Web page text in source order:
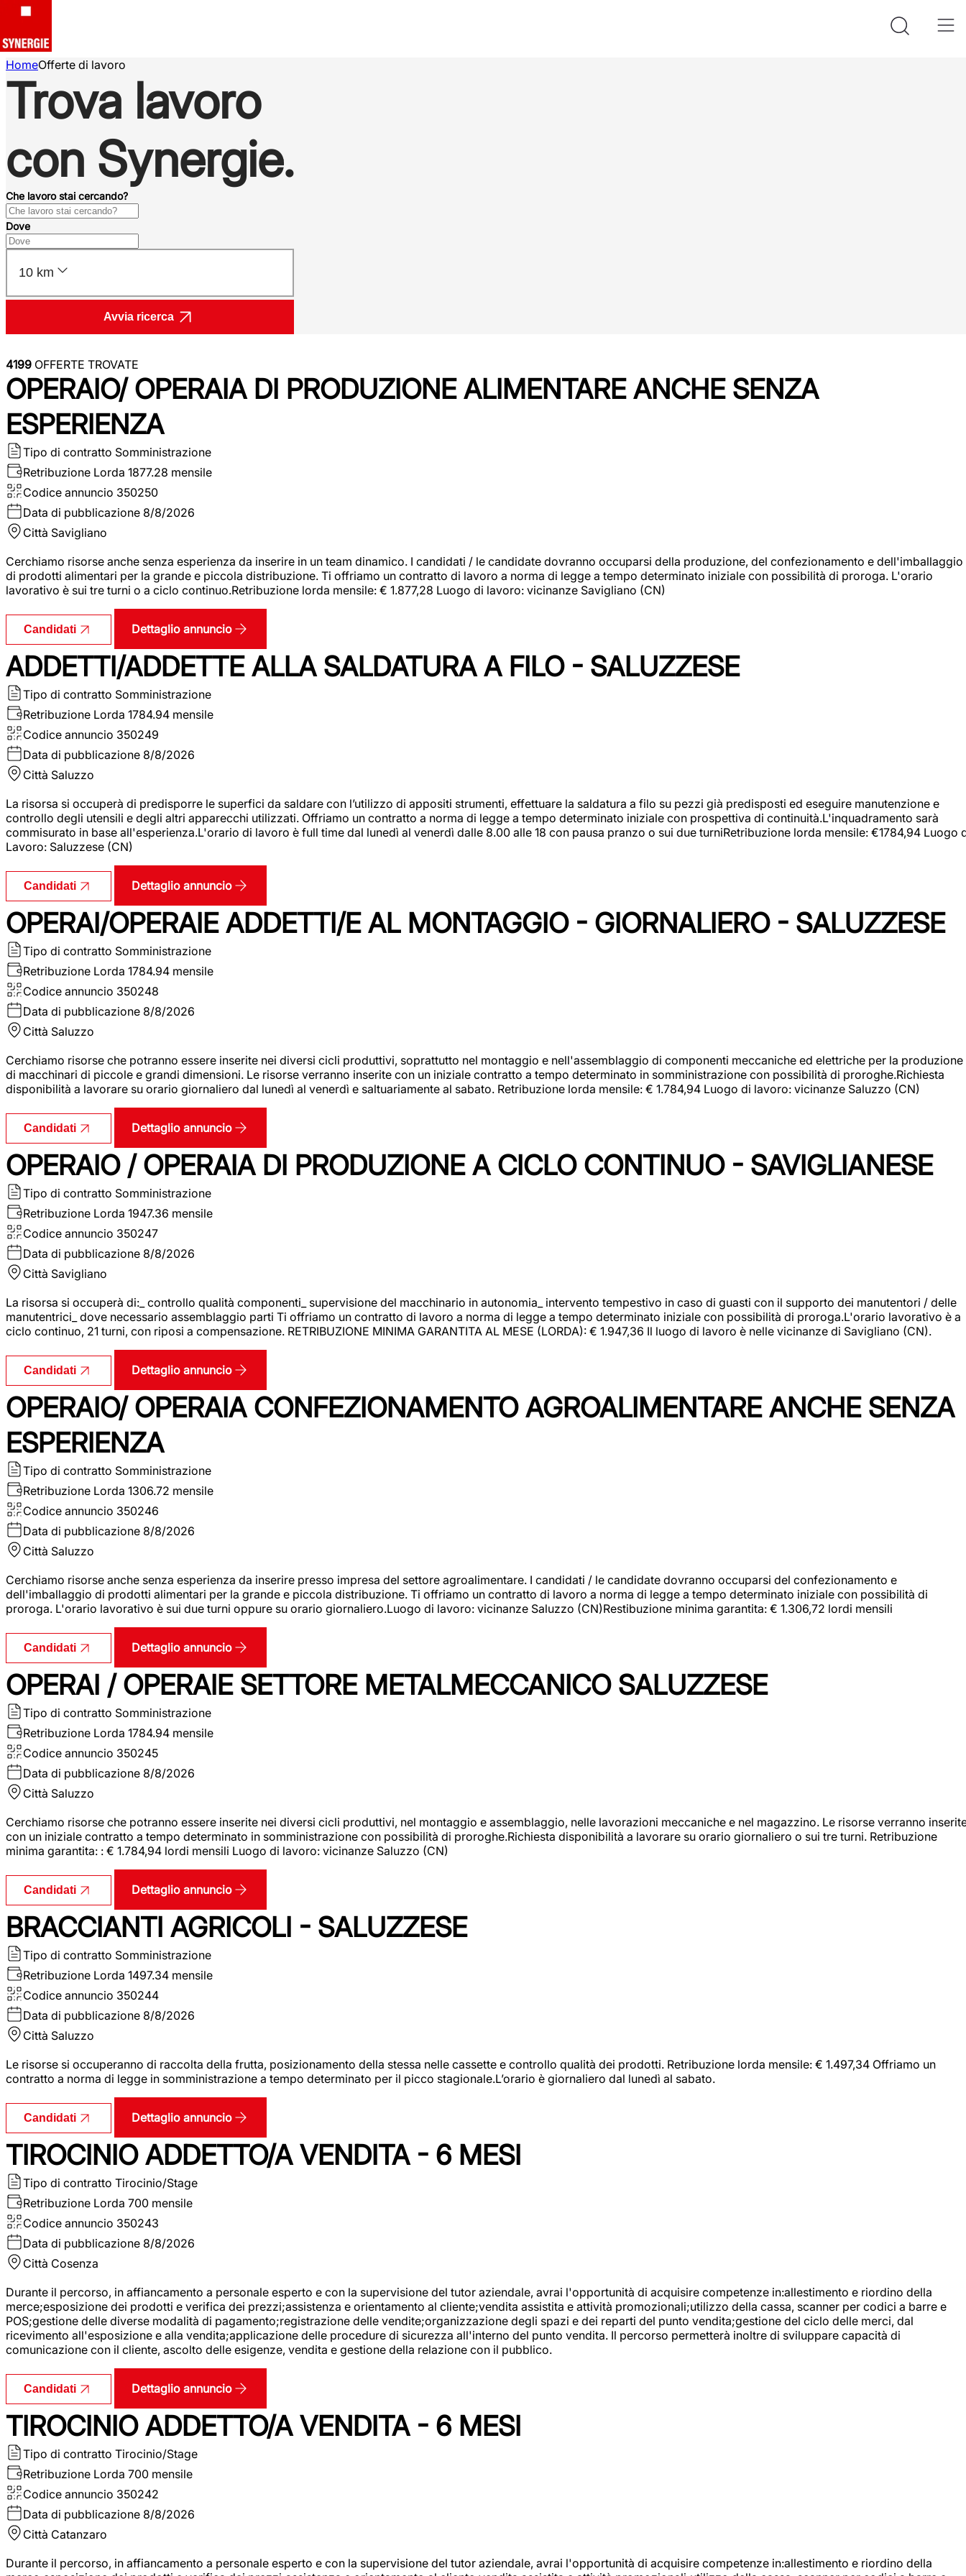
HomeOfferte di lavoro
Trova lavoro
con Synergie.
Che lavoro stai cercando?
Dove
10 km
Avvia ricerca
4199 OFFERTE TROVATE
OPERAIO/ OPERAIA DI PRODUZIONE ALIMENTARE ANCHE SENZA
ESPERIENZA
Tipo di contratto Somministrazione
Retribuzione Lorda 1877.28 mensile
Codice annuncio 350250
Data di pubblicazione 8/8/2026
Città Savigliano
Cerchiamo risorse anche senza esperienza da inserire in un team dinamico. I candidati / le candidate dovranno occuparsi della produzione, del confezionamento e dell'imballaggio
di prodotti alimentari per la grande e piccola distribuzione. Ti offriamo un contratto di lavoro a norma di legge a tempo determinato iniziale con possibilità di proroga. L'orario
lavorativo è sui tre turni o a ciclo continuo.Retribuzione lorda mensile: € 1.877,28 Luogo di lavoro: vicinanze Savigliano (CN)
Candidati Dettaglio annuncio
ADDETTI/ADDETTE ALLA SALDATURA A FILO - SALUZZESE
Tipo di contratto Somministrazione
Retribuzione Lorda 1784.94 mensile
Codice annuncio 350249
Data di pubblicazione 8/8/2026
Città Saluzzo
La risorsa si occuperà di predisporre le superfici da saldare con l’utilizzo di appositi strumenti, effettuare la saldatura a filo su pezzi già predisposti ed eseguire manutenzione e
controllo degli utensili e degli altri apparecchi utilizzati. Offriamo un contratto a norma di legge a tempo determinato iniziale con prospettiva di continuità.L'inquadramento sarà
commisurato in base all'esperienza.L'orario di lavoro è full time dal lunedì al venerdì dalle 8.00 alle 18 con pausa pranzo o sui due turniRetribuzione lorda mensile: €1784,94 Luogo
Lavoro: Saluzzese (CN)
Candidati Dettaglio annuncio
OPERAI/OPERAIE ADDETTI/E AL MONTAGGIO - GIORNALIERO - SALUZZESE
Tipo di contratto Somministrazione
Retribuzione Lorda 1784.94 mensile
Codice annuncio 350248
Data di pubblicazione 8/8/2026
Città Saluzzo
Cerchiamo risorse che potranno essere inserite nei diversi cicli produttivi, soprattutto nel montaggio e nell'assemblaggio di componenti meccaniche ed elettriche per la produzione
di macchinari di piccole e grandi dimensioni. Le risorse verranno inserite con un iniziale contratto a tempo determinato in somministrazione con possibilità di proroghe.Richiesta
disponibilità a lavorare su orario giornaliero dal lunedì al venerdì e saltuariamente al sabato. Retribuzione lorda mensile: € 1.784,94 Luogo di lavoro: vicinanze Saluzzo (CN)
Candidati Dettaglio annuncio
OPERAIO / OPERAIA DI PRODUZIONE A CICLO CONTINUO - SAVIGLIANESE
Tipo di contratto Somministrazione
Retribuzione Lorda 1947.36 mensile
Codice annuncio 350247
Data di pubblicazione 8/8/2026
Città Savigliano
La risorsa si occuperà di:_ controllo qualità componenti_ supervisione del macchinario in autonomia_ intervento tempestivo in caso di guasti con il supporto dei manutentori / delle
manutentrici_ dove necessario assemblaggio parti Ti offriamo un contratto di lavoro a norma di legge a tempo determinato iniziale con possibilità di proroga.L'orario lavorativo è a
ciclo continuo, 21 turni, con riposi a compensazione. RETRIBUZIONE MINIMA GARANTITA AL MESE (LORDA): € 1.947,36 Il luogo di lavoro è nelle vicinanze di Savigliano (CN).
Candidati Dettaglio annuncio
OPERAIO/ OPERAIA CONFEZIONAMENTO AGROALIMENTARE ANCHE SENZA
ESPERIENZA
Tipo di contratto Somministrazione
Retribuzione Lorda 1306.72 mensile
Codice annuncio 350246
Data di pubblicazione 8/8/2026
Città Saluzzo
Cerchiamo risorse anche senza esperienza da inserire presso impresa del settore agroalimentare. I candidati / le candidate dovranno occuparsi del confezionamento e
dell'imballaggio di prodotti alimentari per la grande e piccola distribuzione. Ti offriamo un contratto di lavoro a norma di legge a tempo determinato iniziale con possibilità di
proroga. L'orario lavorativo è sui due turni oppure su orario giornaliero.Luogo di lavoro: vicinanze Saluzzo (CN)Restibuzione minima garantita: € 1.306,72 lordi mensili
Candidati Dettaglio annuncio
OPERAI / OPERAIE SETTORE METALMECCANICO SALUZZESE
Tipo di contratto Somministrazione
Retribuzione Lorda 1784.94 mensile
Codice annuncio 350245
Data di pubblicazione 8/8/2026
Città Saluzzo
Cerchiamo risorse che potranno essere inserite nei diversi cicli produttivi, nel montaggio e assemblaggio, nelle lavorazioni meccaniche e nel magazzino. Le risorse verranno
con un iniziale contratto a tempo determinato in somministrazione con possibilità di proroghe.Richiesta disponibilità a lavorare su orario giornaliero o sui tre turni. Retribuzione
minima garantita: : € 1.784,94 lordi mensili Luogo di lavoro: vicinanze Saluzzo (CN)
Candidati Dettaglio annuncio
BRACCIANTI AGRICOLI - SALUZZESE
Tipo di contratto Somministrazione
Retribuzione Lorda 1497.34 mensile
Codice annuncio 350244
Data di pubblicazione 8/8/2026
Città Saluzzo
Le risorse si occuperanno di raccolta della frutta, posizionamento della stessa nelle cassette e controllo qualità dei prodotti. Retribuzione lorda mensile: € 1.497,34 Offriamo un
contratto a norma di legge in somministrazione a tempo determinato per il picco stagionale.L’orario è giornaliero dal lunedì al sabato.
Candidati Dettaglio annuncio
TIROCINIO ADDETTO/A VENDITA - 6 MESI
Tipo di contratto Tirocinio/Stage
Retribuzione Lorda 700 mensile
Codice annuncio 350243
Data di pubblicazione 8/8/2026
Città Cosenza
Durante il percorso, in affiancamento a personale esperto e con la supervisione del tutor aziendale, avrai l'opportunità di acquisire competenze in:allestimento e riordino della
merce;esposizione dei prodotti e verifica dei prezzi;assistenza e orientamento al cliente;vendita assistita e attività promozionali;utilizzo della cassa, scanner per codici a barre e
POS;gestione delle diverse modalità di pagamento;registrazione delle vendite;organizzazione degli spazi e dei reparti del punto vendita;gestione del ciclo delle merci, dal
ricevimento all'esposizione e alla vendita;applicazione delle procedure di sicurezza all'interno del punto vendita. Il percorso permetterà inoltre di sviluppare capacità di
comunicazione con il cliente, ascolto delle esigenze, vendita e gestione della relazione con il pubblico.
Candidati Dettaglio annuncio
TIROCINIO ADDETTO/A VENDITA - 6 MESI
Tipo di contratto Tirocinio/Stage
Retribuzione Lorda 700 mensile
Codice annuncio 350242
Data di pubblicazione 8/8/2026
Città Catanzaro
Durante il percorso, in affiancamento a personale esperto e con la supervisione del tutor aziendale, avrai l'opportunità di acquisire competenze in:allestimento e riordino della